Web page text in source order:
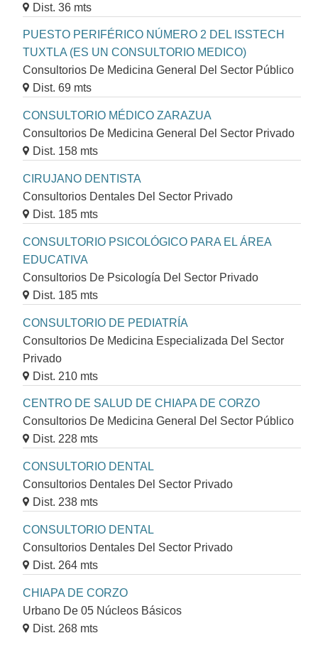
Dist. 36 mts
PUESTO PERIFÉRICO NÚMERO 2 DEL ISSTECH
TUXTLA (ES UN CONSULTORIO MEDICO)
Consultorios De Medicina General Del Sector Público
Dist. 69 mts
CONSULTORIO MÉDICO ZARAZUA
Consultorios De Medicina General Del Sector Privado
Dist. 158 mts
CIRUJANO DENTISTA
Consultorios Dentales Del Sector Privado
Dist. 185 mts
CONSULTORIO PSICOLÓGICO PARA EL ÁREA
EDUCATIVA
Consultorios De Psicología Del Sector Privado
Dist. 185 mts
CONSULTORIO DE PEDIATRÍA
Consultorios De Medicina Especializada Del Sector
Privado
Dist. 210 mts
CENTRO DE SALUD DE CHIAPA DE CORZO
Consultorios De Medicina General Del Sector Público
Dist. 228 mts
CONSULTORIO DENTAL
Consultorios Dentales Del Sector Privado
Dist. 238 mts
CONSULTORIO DENTAL
Consultorios Dentales Del Sector Privado
Dist. 264 mts
CHIAPA DE CORZO
Urbano De 05 Núcleos Básicos
Dist. 268 mts